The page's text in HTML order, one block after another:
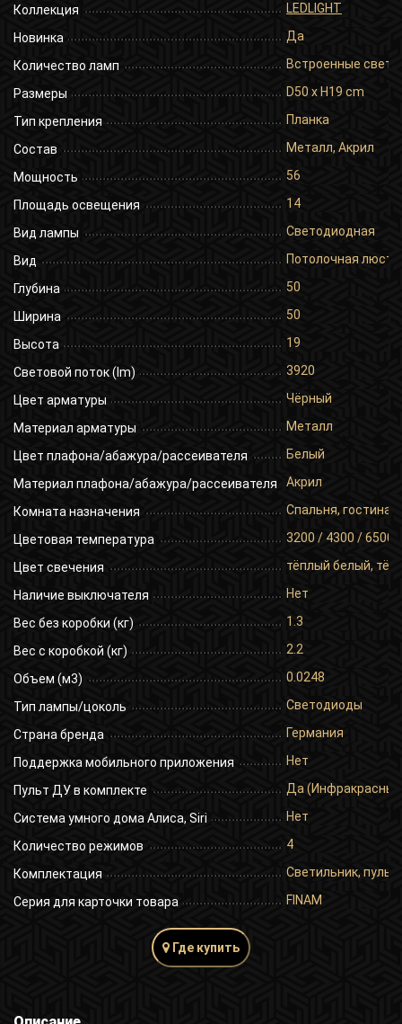
Коллекция LEDLIGHT
Новинка Да
Количество ламп Встроенные
Размеры D50 x H19 cm
Тип крепления Планка
Состав Металл, Акрил
Мощность 56
Площадь освещения 14
Вид лампы Светодиодная
Вид Потолочная
Глубина 50
Ширина 50
Высота 19
Световой поток (lm) 3920
Цвет арматуры Чёрный
Материал арматуры Металл
Цвет плафона/абажура/рассеивателя Белый
Материал плафона/абажура/рассеивателя Акрил
Комната назначения Спальня,
Цветовая температура 3200 / 4300 / 6500
Цвет свечения тёплый белый,
Наличие выключателя Нет
Вес без коробки (кг) 1.3
Вес с коробкой (кг) 2.2
Объем (м3) 0.0248
Тип лампы/цоколь Светодиоды
Страна бренда Германия
Поддержка мобильного приложения Нет
Пульт ДУ в комплекте Да
Система умного дома Алиса, Siri Нет
Количество режимов 4
Комплектация Светильник,
Серия для карточки товара FINAM
Где купить